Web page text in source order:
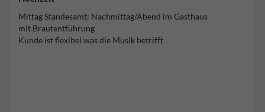
Mittag Standesamt; Nachmittag/Abend im Gasthaus
mit Brautentführung
Kunde ist flexibel was die Musik betrifft